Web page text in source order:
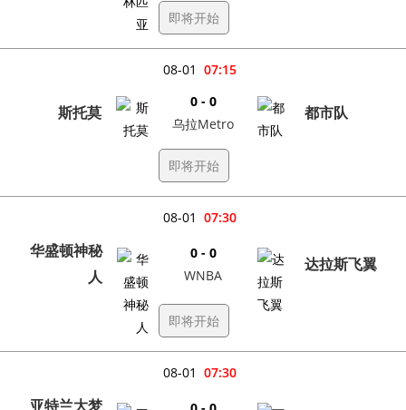
即将开始
07:15
08-01
斯托莫
0 - 0
乌拉Metro
都市队
即将开始
07:30
08-01
华盛顿神秘
人
0 - 0
WNBA
达拉斯飞翼
即将开始
07:30
08-01
亚特兰大梦